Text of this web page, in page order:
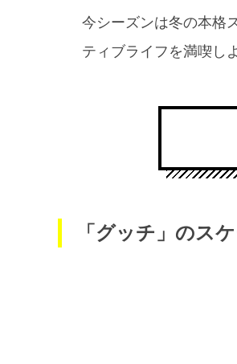
今シーズンは冬の本格
ティブライフを満喫し
「グッチ」のス